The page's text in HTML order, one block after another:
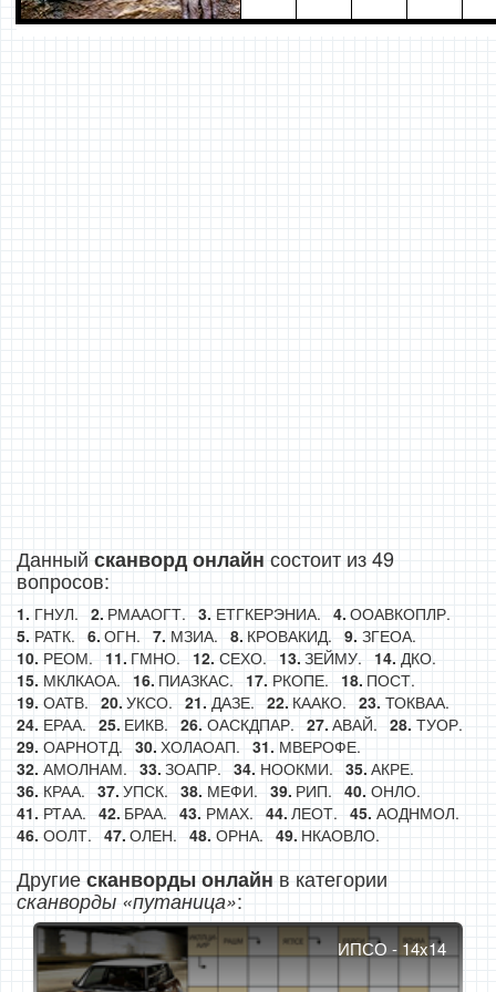
Данный сканворд онлайн состоит из 49
вопросов:
ГНУЛ. РМААОГТ. ЕТГКЕРЭНИА.
ООАВКОПЛР.
РАТК.
ОГН. МЗИА. КРОВАКИД.
ЗГЕОА.
РЕОМ.
ГМНО. СЕХО. ЗЕЙМУ.
ДКО.
МКЛКАОА.
ПИАЗКАС. РКОПЕ.
ПОСТ.
ОАТВ.
УКСО. ДАЗЕ. КААКО.
ТОКВАА.
ЕРАА.
ЕИКВ. ОАСКДПАР. АВАЙ.
ТУОР.
ОАРНОТД.
ХОЛАОАП.
МВЕРОФЕ.
АМОЛНАМ.
ЗОАПР. НООКМИ.
АКРЕ.
КРАА.
УПСК. МЕФИ. РИП.
ОНЛО.
РТАА.
БРАА. РМАХ. ЛЕОТ.
АОДНМОЛ.
ООЛТ.
ОЛЕН. ОРНА. НКАОВЛО.
Другиесканворды онлайн в категории
сканворды «путаница»:
ИПСО - 14x14